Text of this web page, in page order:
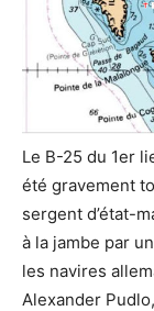
Le B-25 du 1er
été gravement
sergent d’état-
à la jambe par
les navires
Alexander